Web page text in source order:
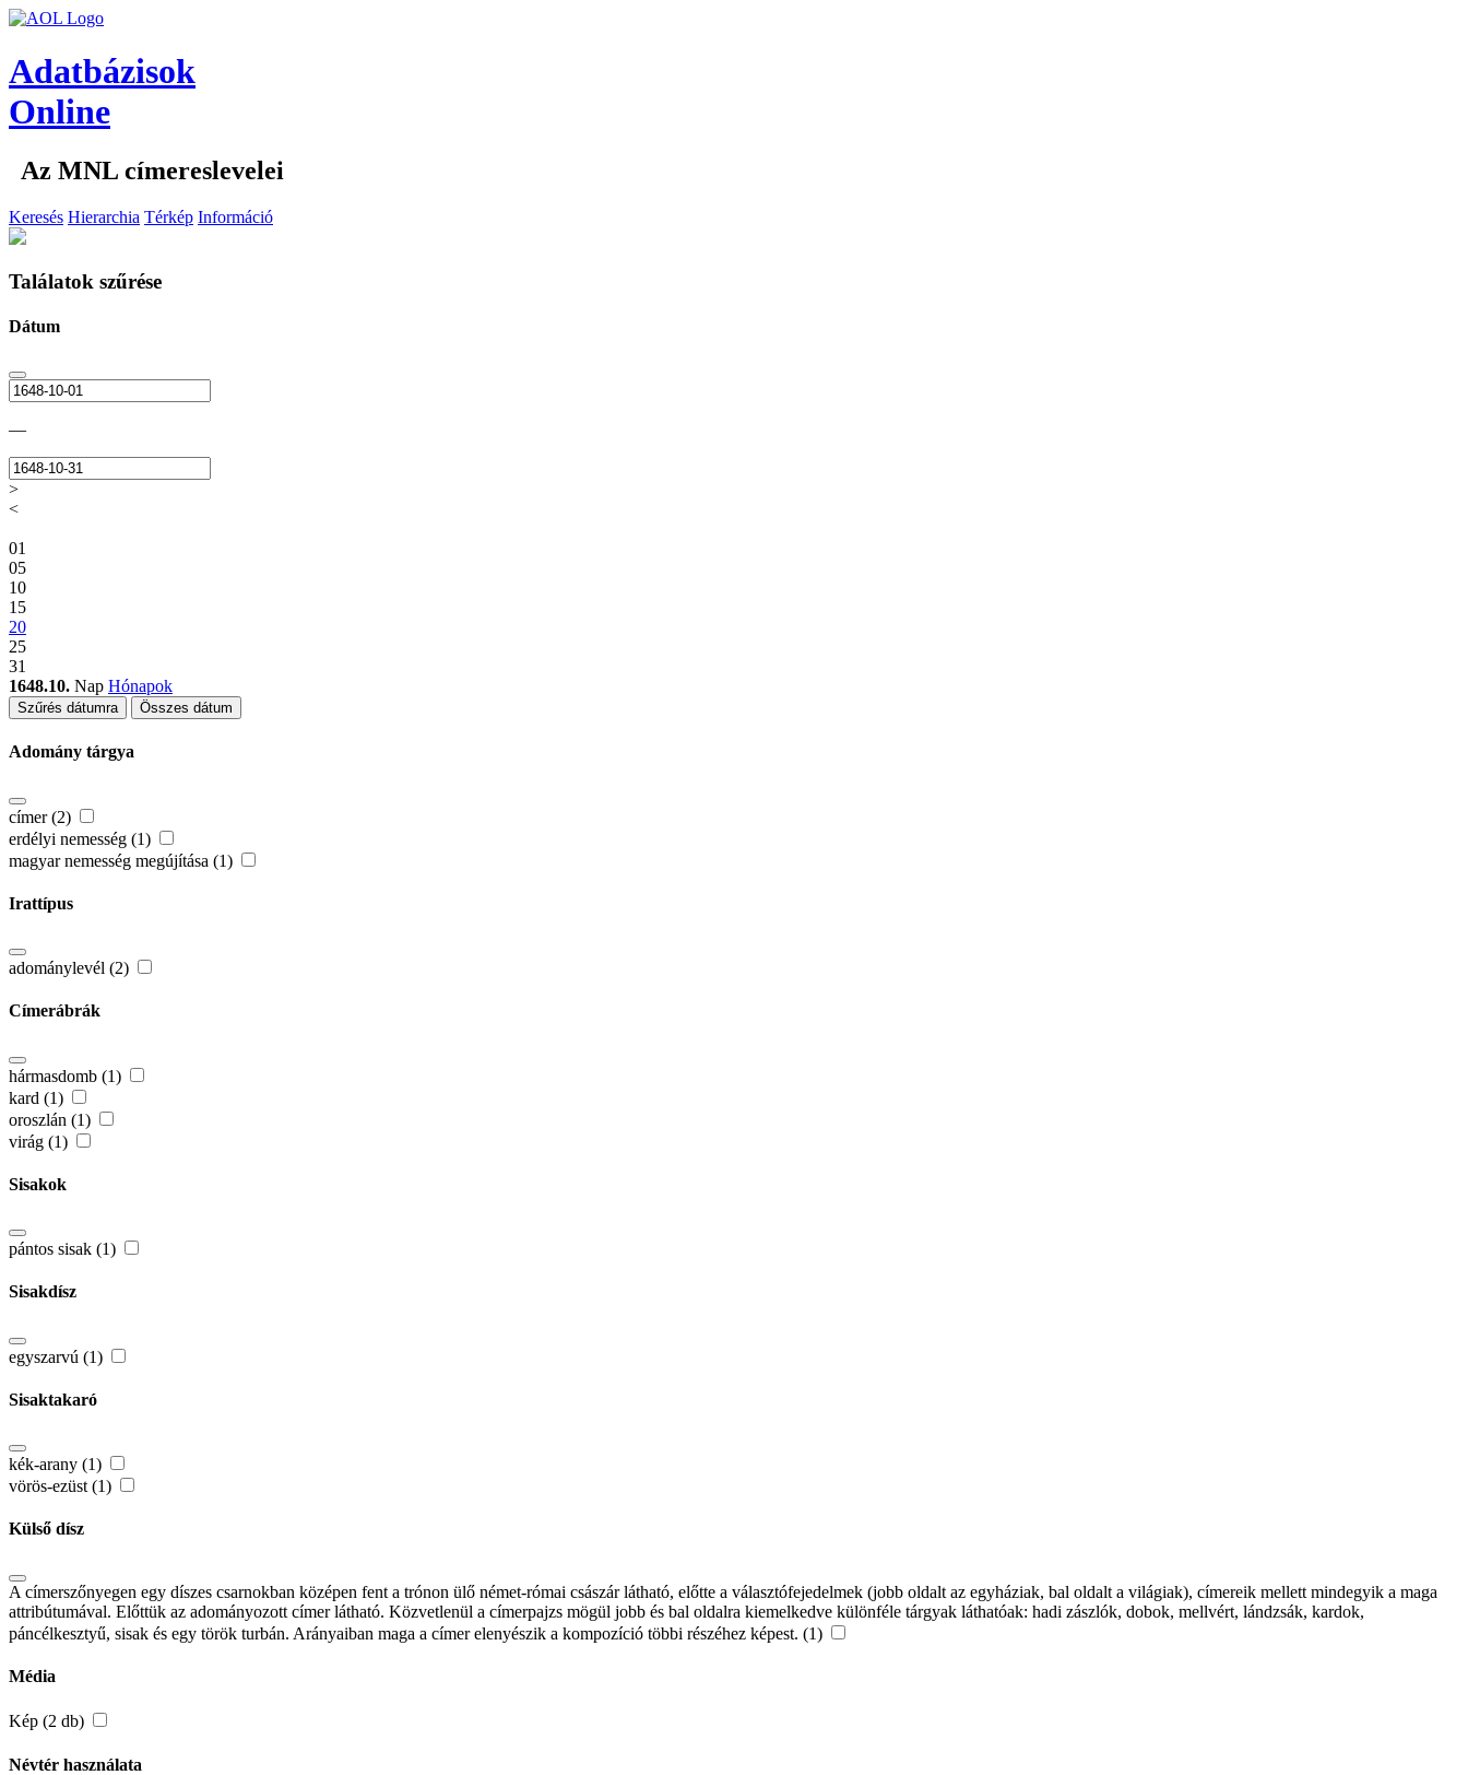
Adatbázisok
Online
Az MNL címereslevelei
Keresés Hierarchia Térkép Információ
Találatok szűrése
Dátum
—
>
<
01
05
10
15
20
25
31
1648.10. Nap Hónapok
Szűrés dátumra Összes dátum
Adomány tárgya
címer (2)
erdélyi nemesség (1)
magyar nemesség megújítása (1)
Irattípus
adománylevél (2)
Címerábrák
hármasdomb (1)
kard (1)
oroszlán (1)
virág (1)
Sisakok
pántos sisak (1)
Sisakdísz
egyszarvú (1)
Sisaktakaró
kék-arany (1)
vörös-ezüst (1)
Külső dísz
A címerszőnyegen egy díszes csarnokban középen fent a trónon ülő német-római császár látható, előtte a választófejedelmek (jobb oldalt az egyháziak, bal oldalt a világiak), címereik mellett mindegyik a maga
attribútumával. Előttük az adományozott címer látható. Közvetlenül a címerpajzs mögül jobb és bal oldalra kiemelkedve különféle tárgyak láthatóak: hadi zászlók, dobok, mellvért, lándzsák, kardok,
páncélkesztyű, sisak és egy török turbán. Arányaiban maga a címer elenyészik a kompozíció többi részéhez képest. (1)
Média
Kép (2 db)
Névtér használata